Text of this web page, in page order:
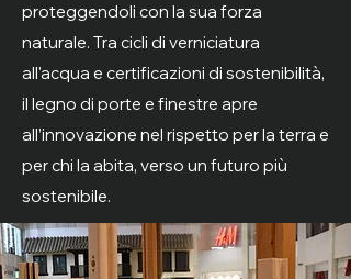
proteggendoli con la sua forza
naturale. Tra cicli di verniciatura
all'acqua e certificazioni di sostenibilità,
il legno di porte e finestre apre
all’innovazione nel rispetto per la terra e
per chi la abita, verso un futuro più
sostenibile.